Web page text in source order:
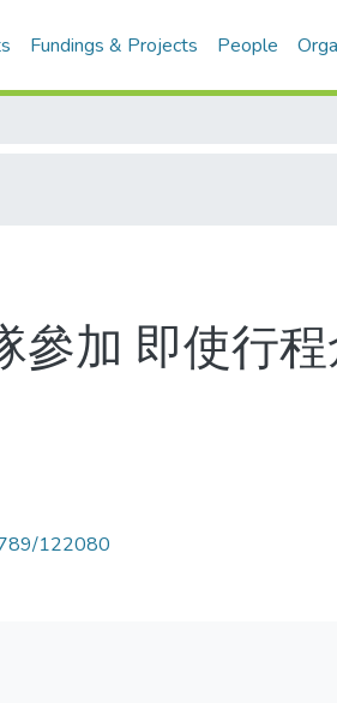
Fundings & Projects People
加 即使行
122080